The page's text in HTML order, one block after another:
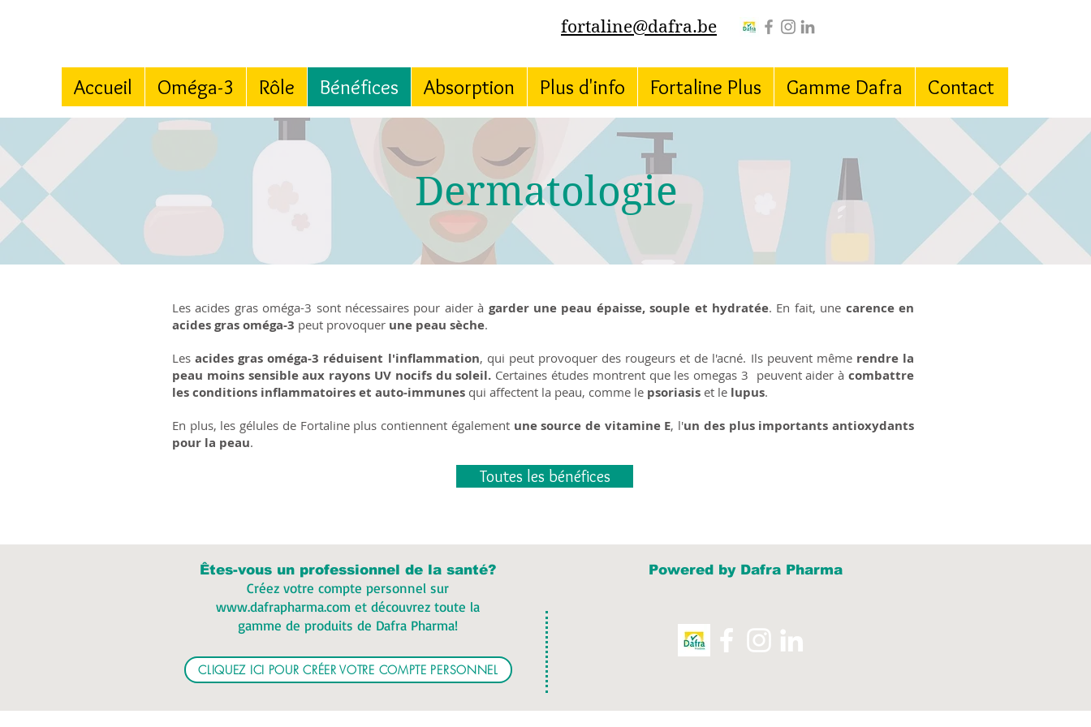
fortaline@dafra.be
Accueil Oméga-3 Rôle Bénéfices Absorption Plus d'info Fortaline Plus Gamme Dafra Contact
Dermatologie
Les acides gras oméga-3 sont nécessaires pour aider à garder une peau épaisse, souple et hydratée. En fait, une carence en
acides gras oméga-3 peut provoquer une peau sèche.
Lesacides gras oméga-3 réduisent l'inflammation, qui peut provoquer des rougeurs et de l'acné. Ils peuvent même rendre la
peau moins sensible aux rayons UV nocifs du soleil. Certaines études montrent que les omegas 3 peuvent aider àcombattre
les conditions inflammatoires et auto-immunes qui affectent la peau, comme le psoriasis et le lupus.
En plus, les gélules de Fortaline plus contiennent égalementune source de vitamine E, l'un des plus importants antioxydants
pour la peau.
Toutes les bénéfices
Êtes-vous un professionnel de la santé?
Créez votre compte personnel sur
www.dafrapharma.com et découvrez toute la
gamme de produits de Dafra Pharma!
Powered by Dafra Pharma
CLIQUEZ ICI POUR CRÉER VOTRE COMPTE PERSONNEL